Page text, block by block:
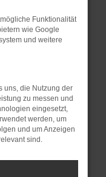
Werbeblocker,
Seiten
privaten
zu beheben.
Stand
Funktionalität
wie Google
und weitere
uns, die Nutzung der
zu messen und
eingesetzt,
werden, um
und um Anzeigen
sind.